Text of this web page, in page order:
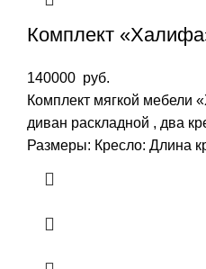
Комплект
140000 руб.
Комплект мягкой мебели
диван раскладной , два
Размеры: Кресло: Длина